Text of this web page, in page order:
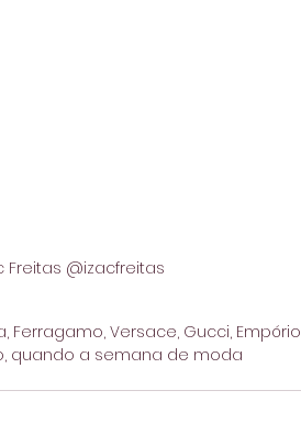
Freitas @izacfreitas
Versace, Gucci, Empório
quando a semana de moda